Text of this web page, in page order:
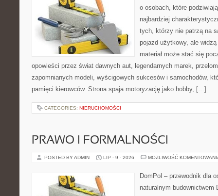
o osobach, które
najbardziej
tych, którzy nie patrzą na
pojazd użytkowy, ale
materiał może stać się
opowieści przez świat dawnych aut, legendarnych marek,
zapomnianych modeli, wyścigowych sukcesów i samochodów,
pamięci kierowców. Strona spaja motoryzację jako hobby, […]
CATEGORIES: NIERUCHOMOŚCI
PRAWO I FORMALNOŚCI
POSTED BY ADMIN LIP - 9 - 2026 MOŻLIWOŚĆ
DomPol – przewodnik dla
naturalnym budownictwem